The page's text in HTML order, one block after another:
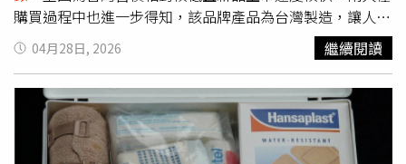
傷． 川普黃仁勳剛走！中國海關突封殺輝達特製顯卡 狠砸2
兆護航本土晶片廠
購買過程中也進一步得知，該品牌產品為台灣製造，讓人對
本土產業有更多認識。除了電子產品外，生活用品同樣在清
單之中。原PO提到，當兩人逛賣場時，女友看到「母子鱷
魚拖鞋」時表現出高度興趣，並表示自己在馬來西亞即為該
品牌愛用者，得知其為台灣製產品後更感驚喜。此外，她也
特別指定購買台鹽鹼性水，原因是曾觀看網紅Joeman影片
後產生興趣。在保健相關產品方面，該名女友亦鎖定台灣品
04月28日, 2026 繼續閱讀